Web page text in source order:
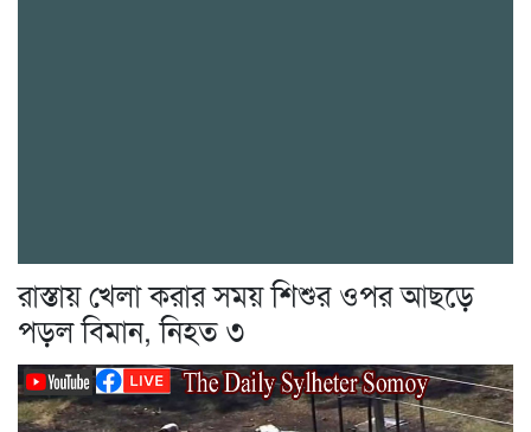
রাস্তায় খেলা করার সময় শিশুর ওপর আছড়ে
পড়ল বিমান, নিহত ৩